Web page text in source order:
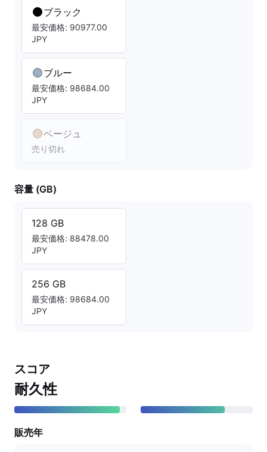
ブラック
最安価格: 90977.00
JPY
ブルー
最安価格: 98684.00
JPY
ベージュ
売り切れ
容量 (GB)
128 GB
最安価格: 88478.00
JPY
256 GB
最安価格: 98684.00
JPY
スコア
耐久性
販売年